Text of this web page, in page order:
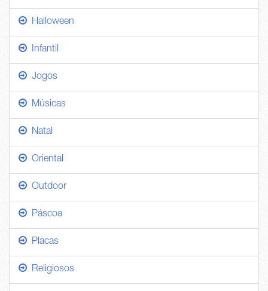
Halloween
Infantil
Jogos
Músicas
Natal
Oriental
Outdoor
Páscoa
Placas
Religiosos